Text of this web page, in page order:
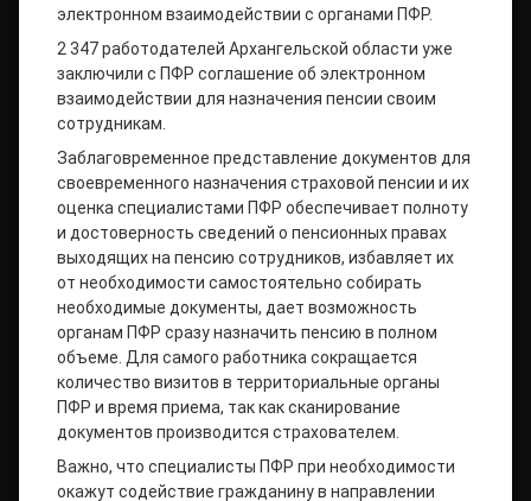
электронном взаимодействии с органами ПФР.
2 347 работодателей Архангельской области уже
заключили с ПФР соглашение об электронном
взаимодействии для назначения пенсии своим
сотрудникам.
Заблаговременное представление документов для
своевременного назначения страховой пенсии и их
оценка специалистами ПФР обеспечивает полноту
и достоверность сведений о пенсионных правах
выходящих на пенсию сотрудников, избавляет их
от необходимости самостоятельно собирать
необходимые документы, дает возможность
органам ПФР сразу назначить пенсию в полном
объеме. Для самого работника сокращается
количество визитов в территориальные органы
ПФР и время приема, так как сканирование
документов производится страхователем.
Важно, что специалисты ПФР при необходимости
окажут содействие гражданину в направлении